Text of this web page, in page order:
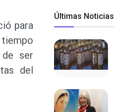
para
ser
del
Últimas Noticias